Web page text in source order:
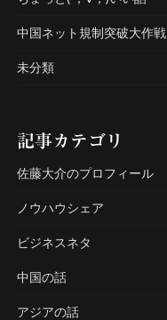
中国ネット規制突破大作戦
未分類
記事カテゴリ
佐藤大介のプロフィール
ノウハウシェア
ビジネスネタ
中国の話
アジアの話